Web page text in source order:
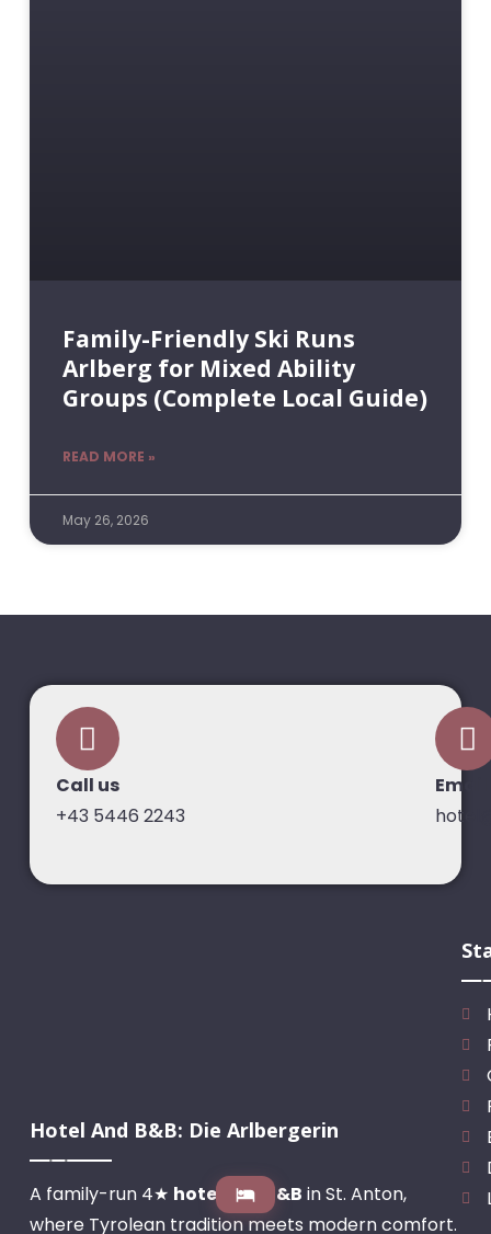
Family-Friendly Ski Runs
Arlberg for Mixed Ability
Groups (Complete Local Guide)
READ MORE »
May 26, 2026
Call us
+43 5446 2243
Email
Hotel And B&B: Die Arlbergerin
A family-run 4★ hotel and B&B in St. Anton,
where Tyrolean tradition meets modern comfort.